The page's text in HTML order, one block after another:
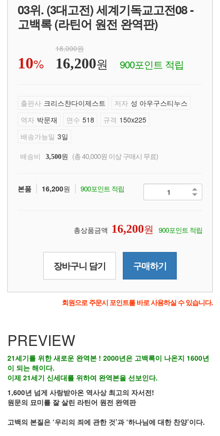
03위. (3대고전) 세계기독교고전08 -
고백록 (라틴어 원전 완역판)
10%
18,000원
16,200원 900포인트 적립
출판사 크리스챤다이제스트 저자 성 아우구스티누스
역자 박문재 면수 518 규격 150x225
배송가능일 3일
배송비
3,500원 (총 40,000원 이상 구매시 무료)
본품 16,200원 900포인트 적립
총상품금액 16,200원 900포인트 적립
장바구니 담기 구매하기
회원으로 주문시 포인트를 바로 사용하실 수 있습니다.
PREVIEW
21세기를 위한 새로운 완역본 ! 2000년은 고백록이 나온지 1600년
이 되는 해이다.
이제 21세기 신세대를 위하여 완역본을 선보인다.
1,600년 넘게 사랑받아온 역사상 최고의 자서전!
원문의 묘미를 잘 살린 라틴어 원전 완역판
고백의 본질은 ‘우리의 죄에 관한 것’과 ‘하나님에 대한 찬양’이다.